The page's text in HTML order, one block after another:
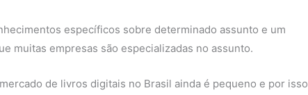
específicos sobre determinado assunto e um
muitas empresas são especializadas no assunto.
de livros digitais no Brasil ainda é pequeno e por isso